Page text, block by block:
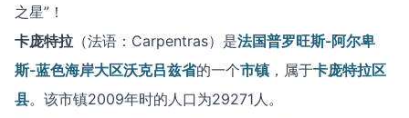
之星”！
卡庞特拉 （法语： Carpentras）是法国普罗旺斯-阿尔卑
斯-蓝色海岸大区沃克吕兹省的一个市镇 ，属于卡庞特拉区
县。该市镇2009年时的人口为29271人。